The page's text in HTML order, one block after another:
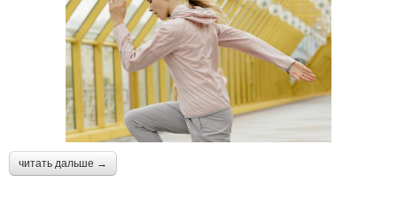
читать дальше →